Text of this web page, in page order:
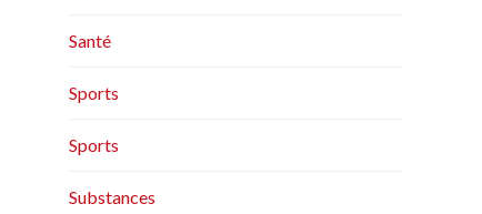
Santé
Sports
Sports
Substances